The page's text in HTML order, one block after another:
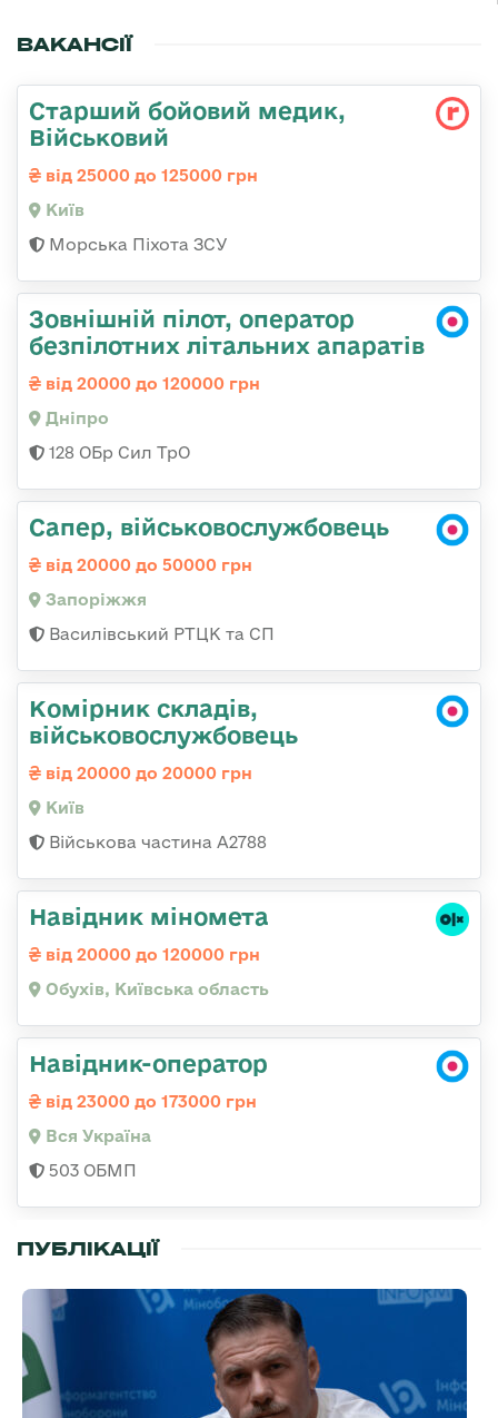
ВАКАНСІЇ
Старший бойовий медик,
Військовий
від 25000 до 125000 грн
Київ
Морська Піхота ЗСУ
Зовнішній пілот, оператор
безпілотних літальних апаратів
від 20000 до 120000 грн
Дніпро
128 ОБр Сил ТрО
Сапер, військовослужбовець
від 20000 до 50000 грн
Запоріжжя
Василівський РТЦК та СП
Комірник складів,
військовослужбовець
від 20000 до 20000 грн
Київ
Військова частина А2788
Навідник міномета
від 20000 до 120000 грн
Обухів, Київська область
Навідник-оператор
від 23000 до 173000 грн
Вся Україна
503 ОБМП
ПУБЛІКАЦІЇ